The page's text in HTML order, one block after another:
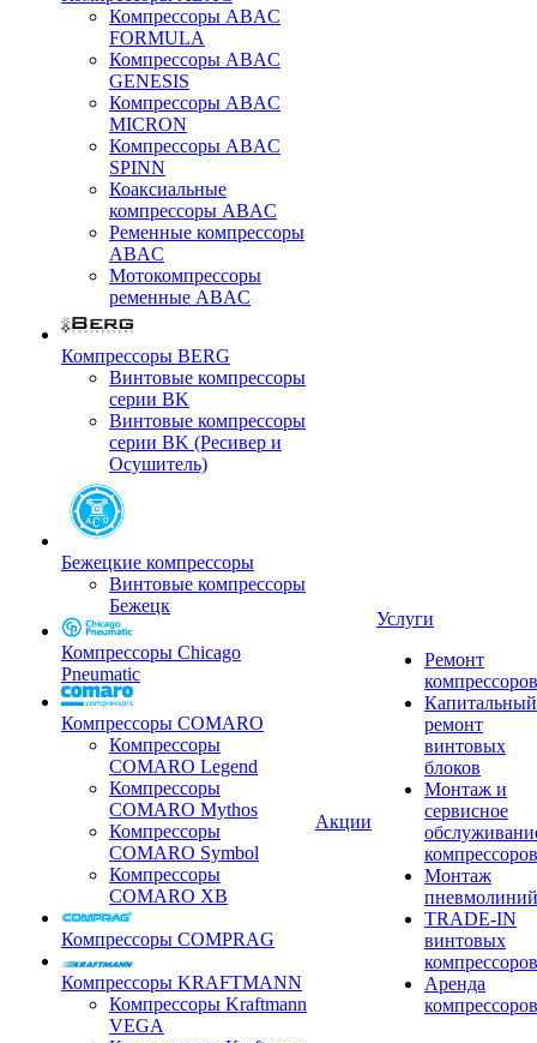
Компрессоры ABAC
FORMULA
Компрессоры ABAC
GENESIS
Компрессоры ABAC
MICRON
Компрессоры ABAC
SPINN
Коаксиальные
компрессоры ABAC
Ременные компрессоры
ABAC
Мотокомпрессоры
ременные ABAC
Компрессоры BERG
Винтовые компрессоры
серии BK
Винтовые компрессоры
серии BK (Ресивер и
Осушитель)
Бежецкие компрессоры
Винтовые компрессоры
Бежецк
Компрессоры Chicago
Pneumatic
Компрессоры COMARO
Компрессоры
COMARO Legend
Компрессоры
COMARO Mythos
Компрессоры
COMARO Symbol
Компрессоры
COMARO XB
Компрессоры COMPRAG
Компрессоры KRAFTMANN
Компрессоры Kraftmann
VEGA
Акции
Услуги
Ремонт
компрессоров
Капитальный
ремонт
винтовых
блоков
Монтаж и
сервисное
компрессоров
Монтаж
пневмолиний
TRADE-IN
винтовых
компрессоров
Аренда
компрессоров